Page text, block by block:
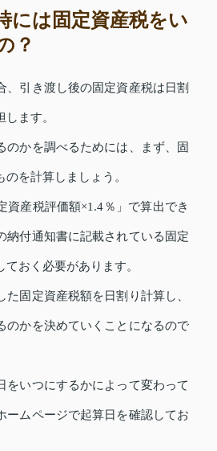
には固定資産税をい
？
、引き渡し後の固定資産税は日割
ます。
のかを調べるためには、まず、固
を計算しましょう。
資産税評価額×1.4％」で算出でき
納付通知書に記載されている固定
おく必要があります。
た固定資産税額を日割り計算し、
のかを決めていくことになるので
をいつにするかによって変わって
ームページで起算日を確認してお